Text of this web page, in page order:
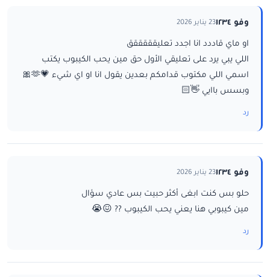
وفو ١٢٣٤ 23 يناير 2026
او ماي قاددد انا اجدد تعليقققققق
اللي يبي يرد على تعليقي الأول حق مين يحب الكيبوب يكتب
اسمي اللي مكتوب قدامكم بعدين يقول انا او اي شيء 💗🫶🎀
وبسس باايي 👋🏻
رد
وفو ١٢٣٤ 23 يناير 2026
حلو بس كنت ابغى أكثر حبيت بس عادي سؤال
مين كيبوبي هنا يعني يحب الكيبوب ?? 😖😭
رد